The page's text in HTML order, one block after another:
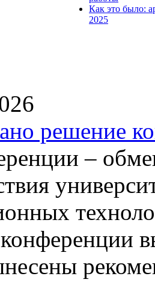
Как это было:
2025
решение
–